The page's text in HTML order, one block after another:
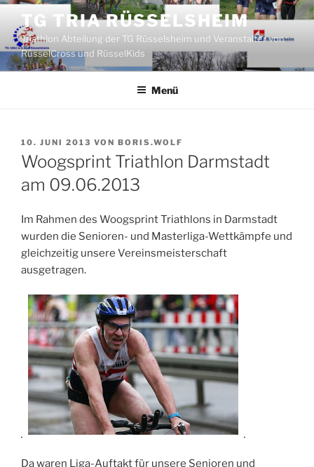
Zum
Inhalt
springen
TG TRIA RÜSSELSHEIM
Triathlon Abteilung der TG Rüsselsheim und Veranstalter von
RüsselCross und RüsselKids
Menü
VERÖFFENTLICHT
AM
10. JUNI 2013 VON BORIS.WOLF
Woogsprint Triathlon Darmstadt
am 09.06.2013
Im Rahmen des Woogsprint Triathlons in Darmstadt
wurden die Senioren- und Masterliga-Wettkämpfe und
gleichzeitig unsere Vereinsmeisterschaft
ausgetragen.
Da waren Liga-Auftakt für unsere Senioren und